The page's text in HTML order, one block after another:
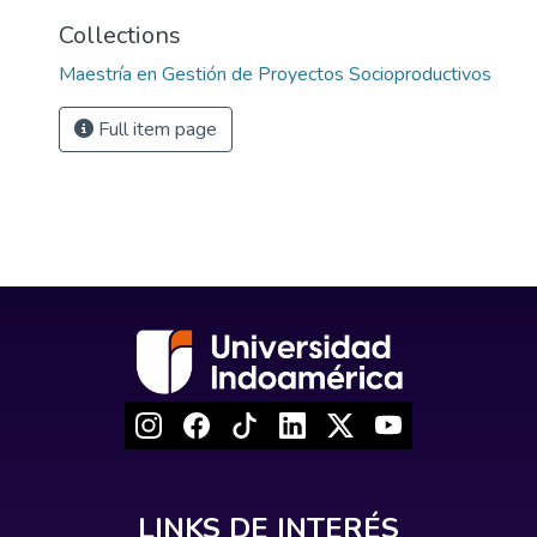
Collections
Maestría en Gestión de Proyectos Socioproductivos
Full item page
LINKS DE INTERÉS